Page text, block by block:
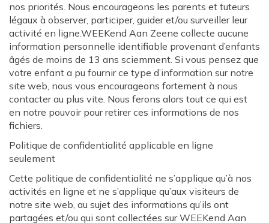
nos priorités. Nous encourageons les parents et tuteurs
légaux à observer, participer, guider et/ou surveiller leur
activité en ligne.WEEKend Aan Zeene collecte aucune
information personnelle identifiable provenant d’enfants
âgés de moins de 13 ans sciemment. Si vous pensez que
votre enfant a pu fournir ce type d’information sur notre
site web, nous vous encourageons fortement à nous
contacter au plus vite. Nous ferons alors tout ce qui est
en notre pouvoir pour retirer ces informations de nos
fichiers.
Politique de confidentialité applicable en ligne
seulement
Cette politique de confidentialité ne s’applique qu’à nos
activités en ligne et ne s’applique qu’aux visiteurs de
notre site web, au sujet des informations qu’ils ont
partagées et/ou qui sont collectées sur WEEKend Aan